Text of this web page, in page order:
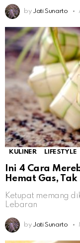
by Jati Sunarto
KULINER LIFESTYLE
Ini 4 Cara
Hemat Gas,
Ketupat memang
Lebaran
by Jati Sunarto